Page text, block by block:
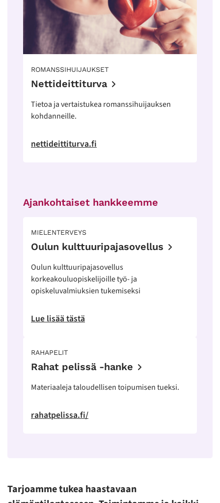
ROMANSSIHUIJAUKSET
Nettideittiturva
Tietoa ja vertaistukea romanssihuijauksen
kohdanneille.
nettideittiturva.fi
Ajankohtaiset hankkeemme
MIELENTERVEYS
Oulun kulttuuripajasovellus
Oulun kulttuuripajasovellus
korkeakouluopiskelijoille työ- ja
opiskeluvalmiuksien tukemiseksi
Lue lisää tästä
RAHAPELIT
Rahat pelissä -hanke
Materiaaleja taloudellisen toipumisen tueksi.
rahatpelissa.fi/
Tarjoamme tukea haastavaan